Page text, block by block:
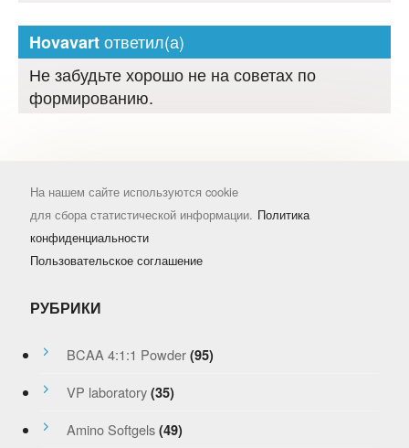
Hovavartответил(а)
Не забудьте хорошо не на советах по
формированию.
На нашем сайте используются cookie
для сбора статистической информации. Политика
конфиденциальности
Пользовательское соглашение
РУБРИКИ
BCAA 4:1:1 Powder (95)
VP laboratory (35)
Amino Softgels (49)